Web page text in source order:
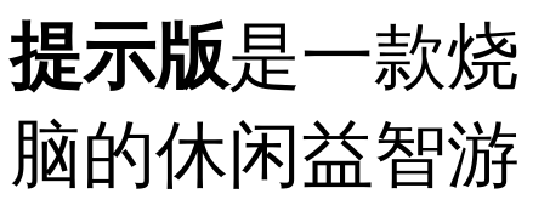
提示版是一款烧
脑的休闲益智游